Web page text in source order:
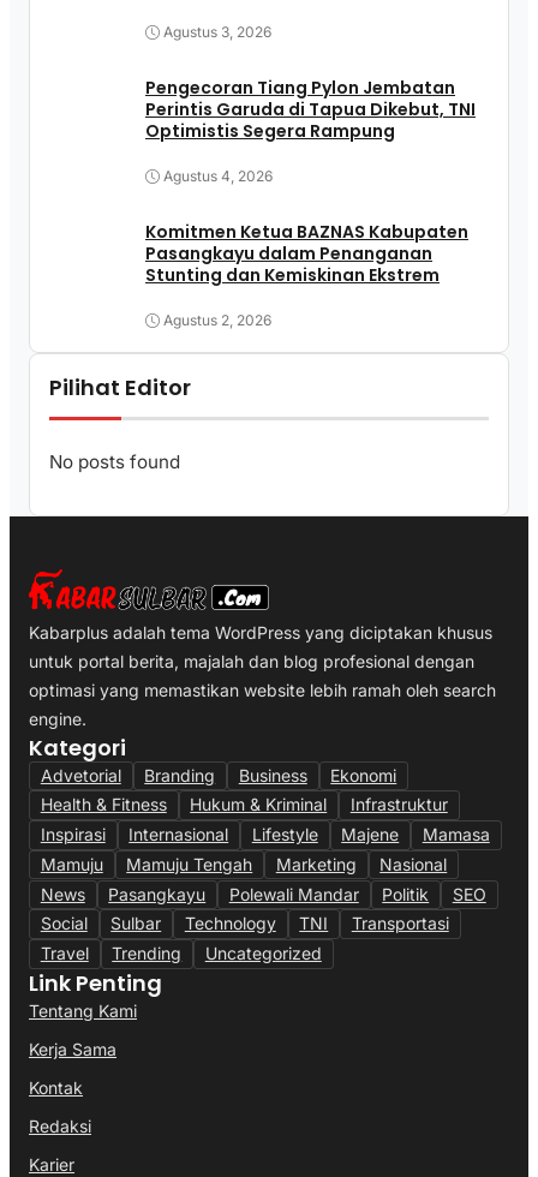
Agustus 3, 2026
Pengecoran Tiang Pylon Jembatan
Perintis Garuda di Tapua Dikebut, TNI
Optimistis Segera Rampung
Agustus 4, 2026
Komitmen Ketua BAZNAS Kabupaten
Pasangkayu dalam Penanganan
Stunting dan Kemiskinan Ekstrem
Agustus 2, 2026
Pilihat Editor
No posts found
Kabarplus adalah tema WordPress yang diciptakan khusus
untuk portal berita, majalah dan blog profesional dengan
optimasi yang memastikan website lebih ramah oleh search
engine.
Kategori
Advetorial Branding Business
Ekonomi
Health & Fitness
Hukum & Kriminal
Infrastruktur
Inspirasi
Internasional Lifestyle Majene
Mamasa
Mamuju
Mamuju Tengah Marketing
Nasional
News
Pasangkayu Polewali Mandar Politik
SEO
Social
Sulbar Technology TNI
Transportasi
Travel
Trending Uncategorized
Link Penting
Tentang Kami
Kerja Sama
Kontak
Redaksi
Karier